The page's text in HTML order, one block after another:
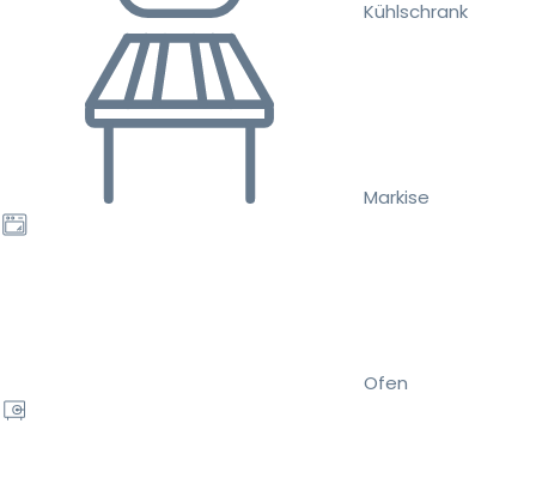
Kühlschrank
Markise
Ofen